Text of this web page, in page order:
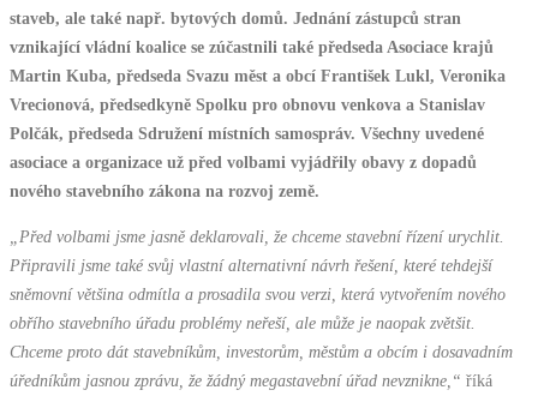
staveb, ale také např. bytových domů. Jednání zástupců stran
vznikající vládní koalice se zúčastnili také předseda Asociace krajů
Martin Kuba, předseda Svazu měst a obcí František Lukl, Veronika
Vrecionová, předsedkyně Spolku pro obnovu venkova a Stanislav
Polčák, předseda Sdružení místních samospráv. Všechny uvedené
asociace a organizace už před volbami vyjádřily obavy z dopadů
nového stavebního zákona na rozvoj země.
„Před volbami jsme jasně deklarovali, že chceme stavební řízení urychlit.
Připravili jsme také svůj vlastní alternativní návrh řešení, které tehdejší
sněmovní většina odmítla a prosadila svou verzi, která vytvořením nového
obřího stavebního úřadu problémy neřeší, ale může je naopak zvětšit.
Chceme proto dát stavebníkům, investorům, městům a obcím i dosavadním
úředníkům jasnou zprávu, že žádný megastavební úřad nevznikne,“ říká